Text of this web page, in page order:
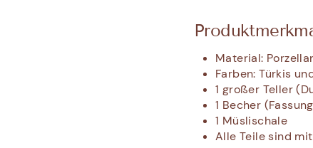
Material:
Farben: Türkis
1 großer Teller
1 Becher
1 Müslischale
Alle Teile sind